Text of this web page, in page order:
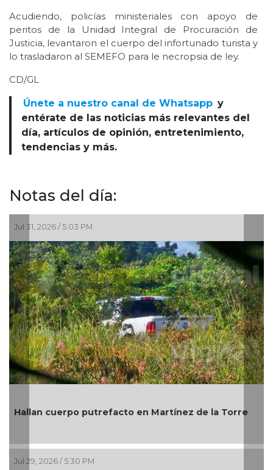
Acudiendo, policías ministeriales con apoyo de
peritos de la Unidad Integral de Procuración de
Justicia, levantaron el cuerpo del infortunado turista y
lo trasladaron al SEMEFO para le necropsia de ley.
CD/GL
Únete a nuestro canal de Whatsapp y
entérate de las noticias más relevantes del
día, artículos de opinión, entretenimiento,
tendencias y más.
Notas del día:
Jul 31, 2026 / 5:03 PM
Hallan cuerpo putrefacto en Martínez de la Torre
Jul 29, 2026 / 5:30 PM